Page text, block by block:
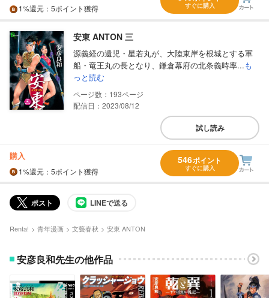
1%還元 ：5ポイント獲得 すぐに購入
安東 ANTON 三
源義経の遺児・星若丸が、大陸東岸を根城とする軍
船・竜王丸の長となり、鎌倉幕府の北条義時率...も
っと読む
193
配信日：2023/08/12
試し読み
購入
1%還元 ：5ポイント獲得
546ポイント
すぐに購入
ポスト LINEで送る
Renta! 青年漫画 文藝春秋 安東 ANTON
安彦良和先生の他作品